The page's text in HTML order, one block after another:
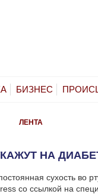
БИЗНЕС
ЛЕНТА
НА
сухость во
со ссылкой на